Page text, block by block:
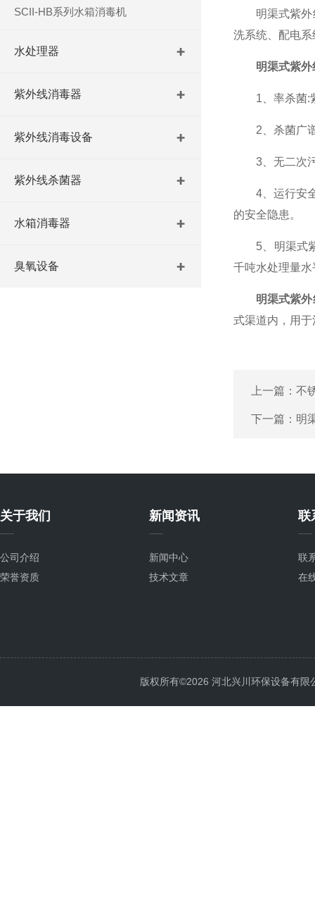
SCII-HB系列水箱消毒机
水处理器
紫外线消毒器
紫外线消毒设备
紫外线杀菌器
水箱消毒器
臭氧设备
明渠式紫外线
洗系统、配电
明渠式紫
1、率杀菌:紫
2、杀菌广谱
3、无二次污
4、运行安全
的安全隐患。
5、明渠式紫
千吨水处理量
明渠式紫
式渠道内，用
上一篇： 不
下一篇： 明
关于我们
公司介绍
荣誉资质
新闻资讯
新闻中心
技术文章
联
联
在
版权所有©2026 河北兴川环保设备有